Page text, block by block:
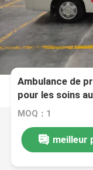
Ambulance de
pour les soins
MOQ：1
meilleur